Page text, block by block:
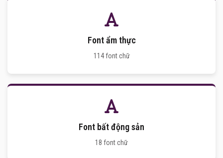
Font ẩm thực
114 font chữ
Font bất động sản
18 font chữ